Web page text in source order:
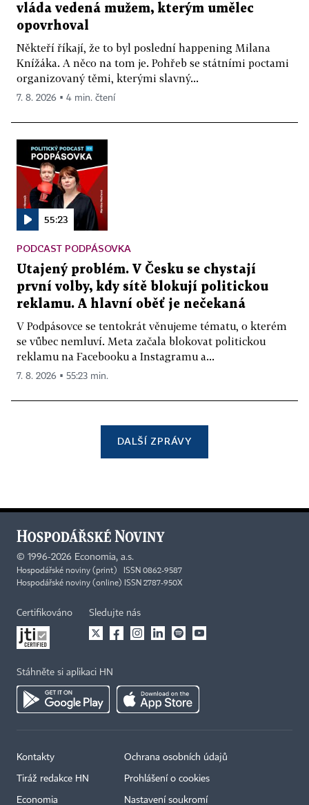
vláda vedená mužem, kterým umělec
opovrhoval
Někteří říkají, že to byl poslední happening Milana
Knížáka. A něco na tom je. Pohřeb se státními poctami
organizovaný těmi, kterými slavný...
7. 8. 2026 ▪ 4 min. čtení
55:23
PODCAST PODPÁSOVKA
Utajený problém. V Česku se chystají
první volby, kdy sítě blokují politickou
reklamu. A hlavní oběť je nečekaná
V Podpásovce se tentokrát věnujeme tématu, o kterém
se vůbec nemluví. Meta začala blokovat politickou
reklamu na Facebooku a Instagramu a...
7. 8. 2026 ▪ 55:23 min.
DALŠÍ ZPRÁVY
© 1996-2026 Economia, a.s.
Hospodářské noviny (print) ISSN 0862-9587
Hospodářské noviny (online) ISSN 2787-950X
Certifikováno Sledujte nás
Stáhněte si aplikaci HN
Kontakty
Tiráž redakce HN
Economia
Ochrana osobních údajů
Prohlášení o cookies
Nastavení soukromí